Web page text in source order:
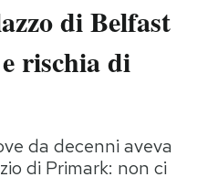
Moda
Consumismi
Media
di Belfast
rischia di
da decenni aveva
di Primark: non ci